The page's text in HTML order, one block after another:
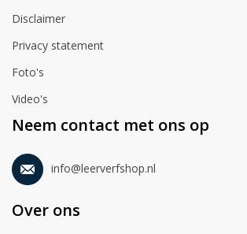
Disclaimer
Privacy statement
Foto's
Video's
Neem contact met ons op
info@leerverfshop.nl
Over ons